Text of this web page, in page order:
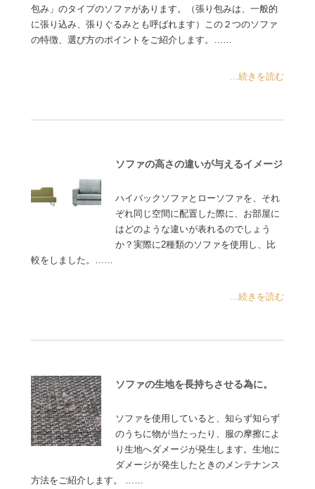
包み」のタイプのソファがあります。（張り包みは、一般的
に張り込み、張りぐるみとも呼ばれます）この２つのソファ
の特徴、選び方のポイントをご紹介します。……
...続きを読む
ソファの高さの違いが与えるイメージ
ハイバックソファとローソファを、それ
ぞれ同じ空間に配置した際に、お部屋に
はどのような違いが表れるのでしょう
か？実際に2種類のソファを使用し、比
較をしました。……
...続きを読む
ソファの生地を長持ちさせる為に。
ソファを使用していると、知らず知らず
のうちに物が当たったり、服の摩擦によ
り生地へダメージが発生します。生地に
ダメージが発生したときのメンテナンス
方法をご紹介します。 ……